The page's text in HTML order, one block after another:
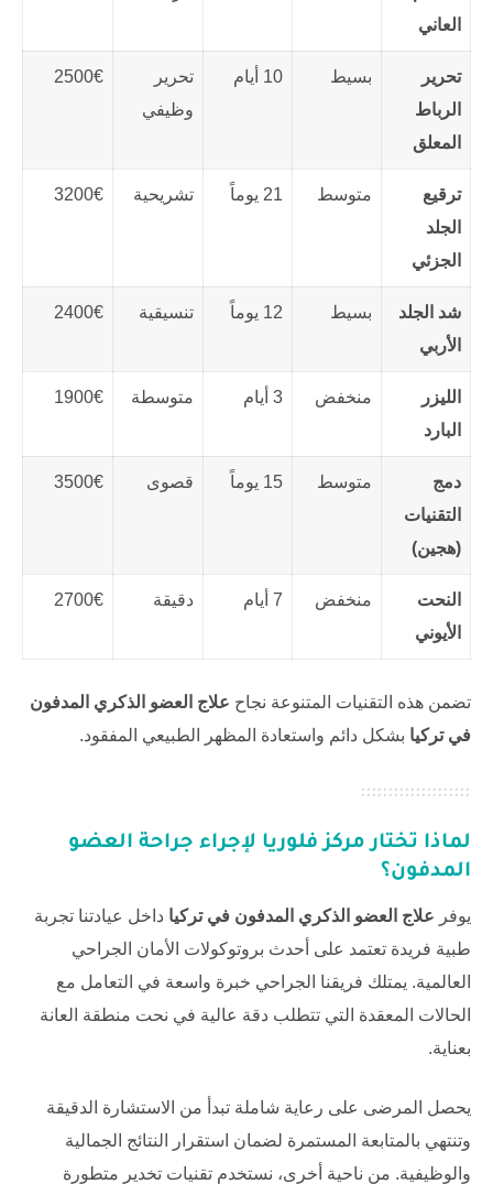
العاني
تحرير
الرباط
المعلق
بسيط 10 أيام
تحرير
وظيفي
2500€
ترقيع
الجلد
الجزئي
متوسط 21 يوماً تشريحية 3200€
شد الجلد
الأربي
بسيط 12 يوماً تنسيقية 2400€
الليزر
البارد
منخفض 3 أيام متوسطة 1900€
دمج
التقنيات
(هجين)
متوسط 15 يوماً قصوى 3500€
النحت
الأيوني
منخفض 7 أيام دقيقة 2700€
تضمن هذه التقنيات المتنوعة نجاح علاج العضو الذكري المدفون
في تركيا بشكل دائم واستعادة المظهر الطبيعي المفقود.
لماذا تختار مركز فلوريا لإجراء جراحة العضو
المدفون؟
يوفر علاج العضو الذكري المدفون في تركيا داخل عيادتنا تجربة
طبية فريدة تعتمد على أحدث بروتوكولات الأمان الجراحي
العالمية. يمتلك فريقنا الجراحي خبرة واسعة في التعامل مع
الحالات المعقدة التي تتطلب دقة عالية في نحت منطقة العانة
بعناية.
يحصل المرضى على رعاية شاملة تبدأ من الاستشارة الدقيقة
وتنتهي بالمتابعة المستمرة لضمان استقرار النتائج الجمالية
والوظيفية. من ناحية أخرى، نستخدم تقنيات تخدير متطورة